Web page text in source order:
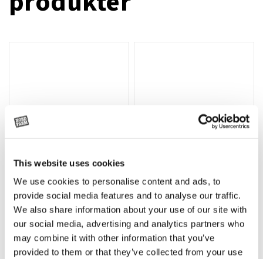
This website uses cookies
We use cookies to personalise content and ads, to
provide social media features and to analyse our traffic.
We also share information about your use of our site with
our social media, advertising and analytics partners who
may combine it with other information that you’ve
provided to them or that they’ve collected from your use
Lägg till i varukorg
Rotor, komplett med slagor
OR80013456G
(ex. moms)
Grön truckknapp
A00220
kr (ex. moms)